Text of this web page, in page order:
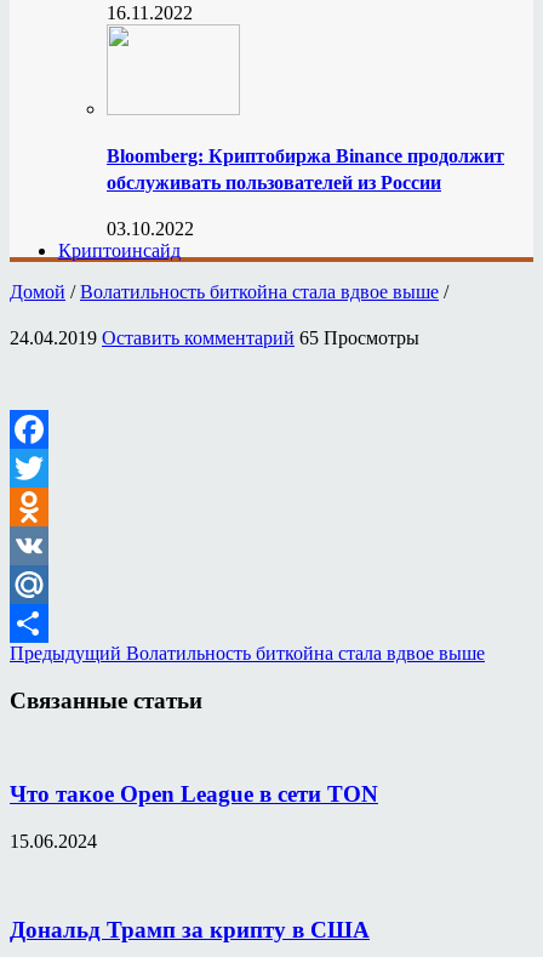
16.11.2022
Bloomberg: Криптобиржа Binance продолжит
обслуживать пользователей из России
03.10.2022
Криптоинсайд
Домой / Волатильность биткойна стала вдвое выше /
24.04.2019 Оставить комментарий 65 Просмотры
Facebook
Twitter
Odnoklassniki
VK
Mail.Ru
Отправить
Предыдущий Волатильность биткойна стала вдвое выше
Связанные статьи
Что такое Open League в сети TON
15.06.2024
Дональд Трамп за крипту в США